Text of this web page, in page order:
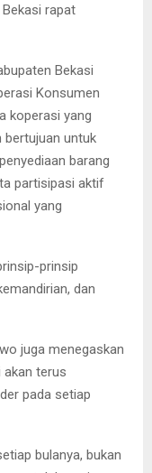
Bekasi rapat
Bekasi
Konsumen
koperasi yang
bertujuan untuk
barang
partisipasi aktif
yang
prinsip
dan
juga menegaskan
akan terus
pada setiap
bulanya, bukan